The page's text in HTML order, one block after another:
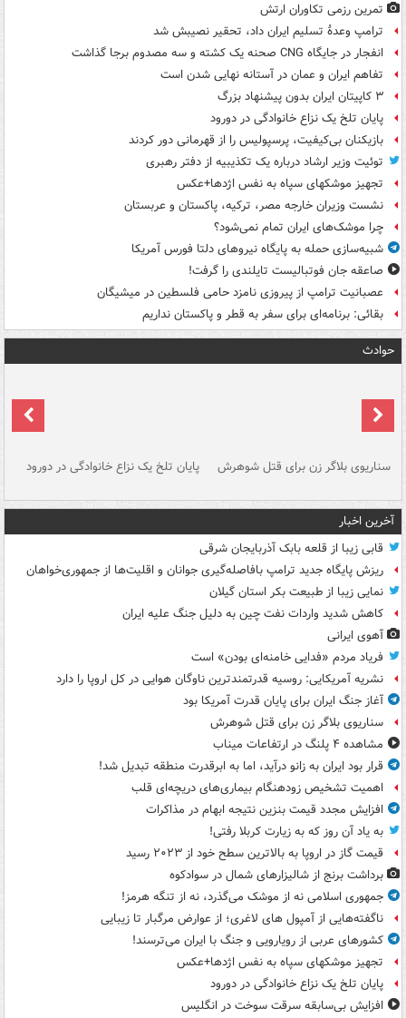
تمرین رزمی تکاوران ارتش
ترامپ وعدۀ تسلیم ایران داد، تحقیر نصیبش شد
انفجار در جایگاه CNG صحنه یک کشته و سه مصدوم برجا گذاشت
تفاهم ایران و عمان در آستانه نهایی شدن است
۳ کاپیتان ایران بدون پیشنهاد بزرگ
پایان تلخ یک نزاع خانوادگی در دورود
بازیکنان بی‌کیفیت، پرسپولیس را از قهرمانی دور کردند
توئیت وزیر ارشاد درباره یک تکذیبیه از دفتر رهبری
تجهیز موشکهای سپاه به نفس اژدها+عکس
نشست وزیران خارجه مصر، ترکیه، پاکستان و عربستان
چرا موشک‌های ایران تمام نمی‌شود؟
شبیه‌سازی حمله به پایگاه نیروهای دلتا فورس آمریکا
صاعقه جان فوتبالیست تایلندی را گرفت!
عصبانیت ترامپ از پیروزی نامزد حامی فلسطین در میشیگان
بقائی: برنامه‌ای برای سفر به قطر و پاکستان نداریم
حوادث
سناریوی بلاگر زن برای قتل شوهرش پایان تلخ یک نزاع خانوادگی در دورود
آخرین اخبار
قابی زیبا از قلعه بابک آذربایجان شرقی
ریزش پایگاه جدید ترامپ بافاصله‌گیری جوانان و اقلیت‌ها از جمهوری‌خواهان
نمایی زیبا از طبیعت بکر استان گیلان
کاهش شدید واردات نفت چین به دلیل جنگ علیه ایران
آهوی ایرانی
فریاد مردم «فدایی خامنه‌ای بودن» است
نشریه آمریکایی: روسیه قدرتمندترین ناوگان هوایی در کل اروپا را دارد
آغاز جنگ ایران برای پایان قدرت آمریکا بود
سناریوی بلاگر زن برای قتل شوهرش
مشاهده ۴ پلنگ در ارتفاعات میناب
قرار بود ایران به زانو درآید، اما به ابرقدرت منطقه تبدیل شد!
اهمیت تشخیص زودهنگام بیماری‌های دریچه‌ای قلب
افزایش مجدد قیمت بنزین نتیجه ابهام در مذاکرات
به یاد آن روز که به زیارت کربلا رفتی!
قیمت گاز در اروپا به بالاترین سطح خود از ۲۰۲۳ رسید
برداشت برنج از شالیزارهای شمال در سوادکوه
جمهوری اسلامی نه از موشک می‌گذرد، نه از تنگه هرمز!
ناگفته‌هایی از آمپول های لاغری؛ از عوارض مرگبار تا زیبایی
کشورهای عربی از رویارویی و جنگ با ایران می‌ترسند!
تجهیز موشکهای سپاه به نفس اژدها+عکس
پایان تلخ یک نزاع خانوادگی در دورود
افزایش بی‌سابقه سرقت سوخت در انگلیس